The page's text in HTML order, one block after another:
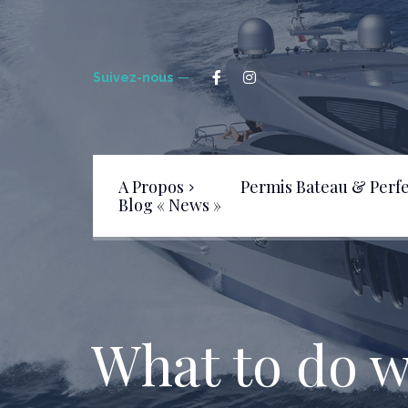
Suivez-nous
A Propos
FAQ – Foire aux Questions
Permis Bateau &
Blog « News »
What to do